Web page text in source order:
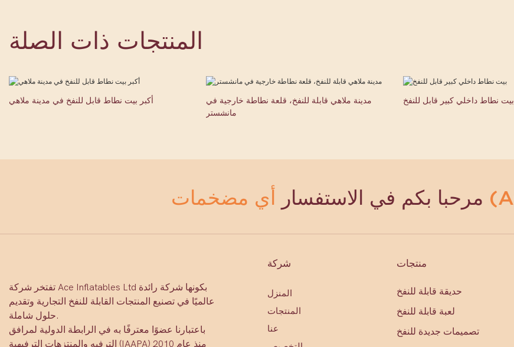
المنتجات ذات الصلة
أكبر بيت نطاط قابل للنفخ في مدينة ملاهي
مدينة ملاهي قابلة للنفخ، قلعة نطاطة خارجية في
مانشستر
بيت نطاط داخلي كبير قابل للنفخ
مرحبا بكم في الاستفسار
تفتخر شركة Ace Inflatables Ltd بكونها شركة رائدة
عالميًا في تصنيع المنتجات القابلة للنفخ التجارية وتقديم
حلول شاملة.
باعتبارنا عضوًا معترفًا به في الرابطة الدولية لمرافق
الترفيه والمنتزهات الترفيهية (IAAPA) منذ عام 2010
شركة
المنزل
المنتجات
عنا
منتجات
حديقة قابلة للنفخ
لعبة قابلة للنفخ
تصميمات جديدة للنفخ